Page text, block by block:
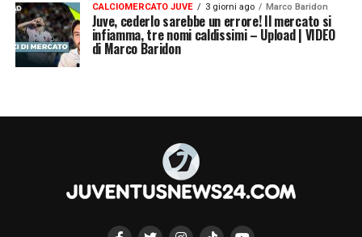
CALCIOMERCATO JUVE 3 giorni ago Marco Baridon
Juve, cederlo sarebbe un errore! Il mercato si
infiamma, tre nomi caldissimi – Upload | VIDEO
di Marco Baridon